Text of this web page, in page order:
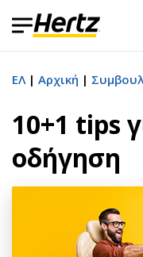
ΕΛ Αρχική
10+1 tips
οδήγηση